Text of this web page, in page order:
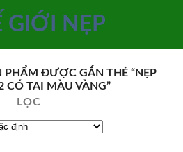
PHẨM ĐƯỢC GẮN THẺ “NẸP
CÓ TAI MÀU VÀNG”
LỌC